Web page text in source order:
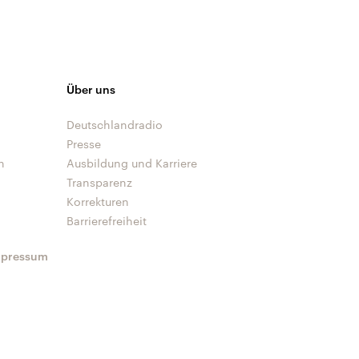
Über uns
Deutschlandradio
Presse
Ausbildung und Karriere
Transparenz
Korrekturen
Barrierefreiheit